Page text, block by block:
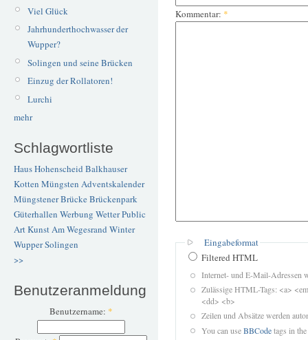
Viel Glück
Jahrhunderthochwasser der
Wupper?
Solingen und seine Brücken
Einzug der Rollatoren!
Lurchi
mehr
Schlagwortliste
Haus Hohenscheid Balkhauser
Kotten Müngsten Adventskalender
Müngstener BrückeBrückenpark
Güterhallen Werbung WetterPublic
ArtKunstAm Wegesrand Winter
WupperSolingen
>>
Benutzeranmeldung
Benutzername: *
Kommentar: *
Eingabeformat
Filtered HTML
Internet- und E-Mail-Adressen
Zulässige HTML-Tags: <a>
<dd> <b>
Zeilen und Absätze werden
You can useBBCodetags in